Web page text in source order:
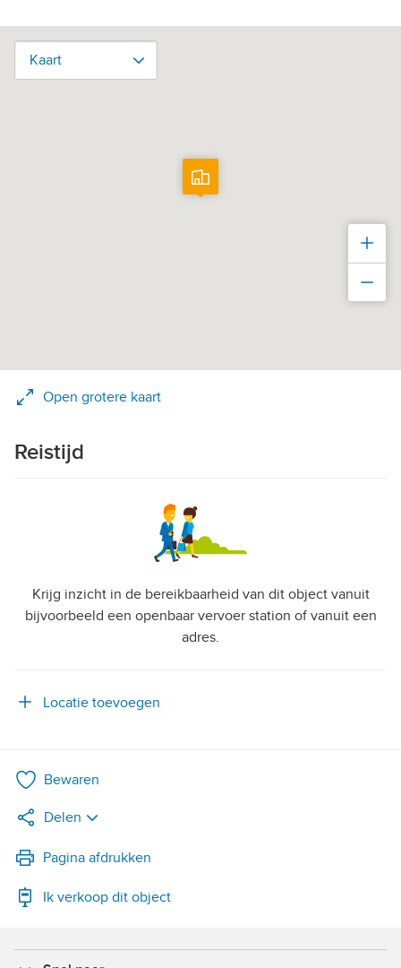
Kaart
Kaart
Open grotere kaart
Reistijd
Krijg inzicht in de bereikbaarheid van dit object vanuit
bijvoorbeeld een openbaar vervoer station of vanuit een
adres.
Locatie toevoegen
Bewaren
Delen
LinkedIn
WhatsApp
Pagina afdrukken
Ik verkoop dit object